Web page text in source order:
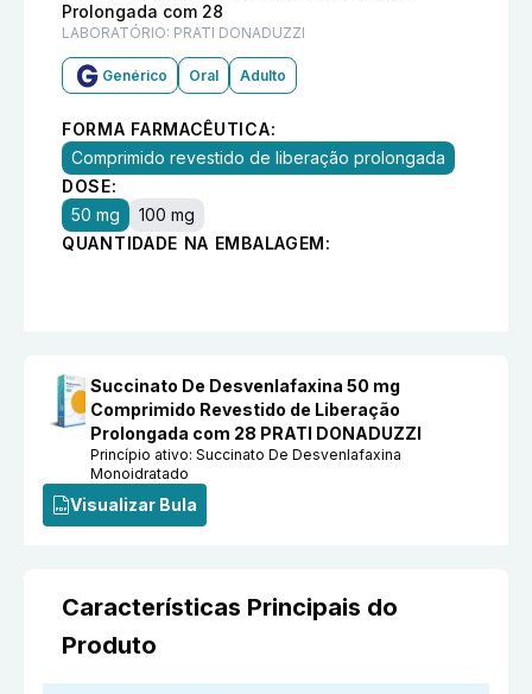
Prolongada com 28
LABORATÓRIO: PRATI DONADUZZI
Genérico Oral Adulto
FORMA FARMACÊUTICA:
Comprimido revestido de liberação prolongada
DOSE:
50 mg
100 mg
QUANTIDADE NA EMBALAGEM:
Succinato De Desvenlafaxina 50 mg
Comprimido Revestido de Liberação
Prolongada com 28 PRATI DONADUZZI
Princípio ativo:Succinato De Desvenlafaxina
Monoidratado
Visualizar Bula
Características Principais do
Produto